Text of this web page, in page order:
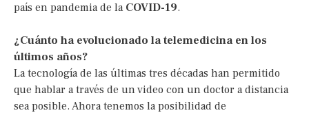
país en pandemia de la COVID-19.
¿Cuánto ha evolucionado la telemedicina en los
últimos años?
La tecnología de las últimas tres décadas han permitido
que hablar a través de un video con un doctor a distancia
sea posible. Ahora tenemos la posibilidad de